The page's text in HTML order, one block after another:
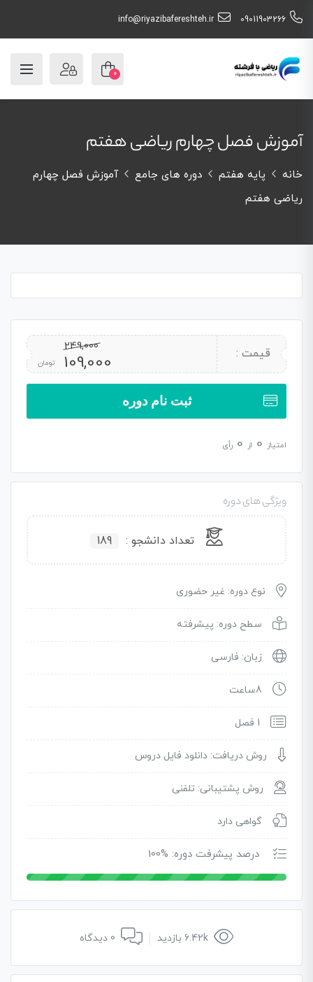
09011903266
info@riyazibafereshteh.ir
0
آموزش فصل چهارم ریاضی هفتم
خانه پایه هفتم دوره های جامع
آموزش فصل چهارم
ریاضی هفتم
قیمت : 249,000
109,000 تومان
ثبت نام دوره
امتیاز 0 از 0 رأی
ویژگی های دوره
تعداد دانشجو : 189
نوع دوره: غیر حضوری
سطح دوره: پیشرفته
زبان: فارسی
8ساعت
1 فصل
روش دریافت: دانلود فایل دروس
روش پشتیبانی: تلفنی
گواهی دارد
درصد پیشرفت دوره: %100